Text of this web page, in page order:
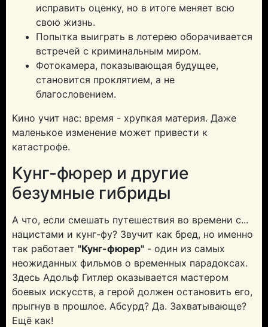
исправить оценку, но в итоге меняет всю
свою жизнь.
Попытка выиграть в лотерею оборачивается
встречей с криминальным миром.
Фотокамера, показывающая будущее,
становится проклятием, а не
благословением.
Кино учит нас: время - хрупкая материя. Даже
маленькое изменение может привести к
катастрофе.
Кунг-фюрер и другие
безумные гибриды
А что, если смешать путешествия во времени с...
нацистами и кунг-фу? Звучит как бред, но именно
так работает "Кунг-фюрер" - один из самых
неожиданных фильмов о временных парадоксах.
Здесь Адольф Гитлер оказывается мастером
боевых искусств, а герой должен остановить его,
прыгнув в прошлое. Абсурд? Да. Захватывающе?
Ещё как!